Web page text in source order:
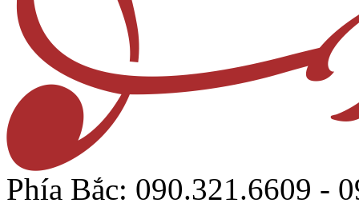
Phía Bắc: 090.321.6609 -